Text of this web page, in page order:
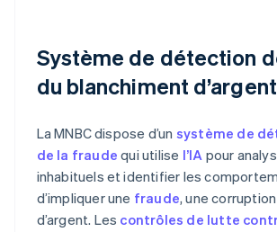
Système de détection
du blanchiment d’argent
La MNBC dispose d’un système de
de la fraude qui utilise l’IA pour
inhabituels et identifier les
d’impliquer une fraude, une
d’argent. Les contrôles de lutte